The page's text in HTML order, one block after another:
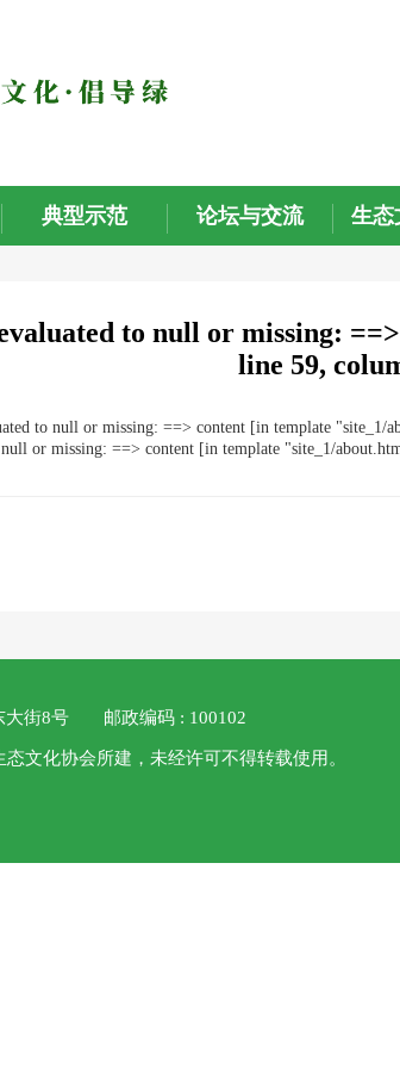
典型示范 论坛与交流 生态
to null or missing:
line 59,
to null or missing: ==> content [in template "site_1/
or missing: ==> content [in template "site_1/
大街8号 邮政编码 : 100102
化协会所建，未经许可不得转载使用。